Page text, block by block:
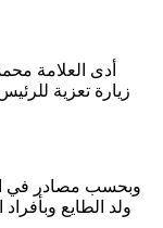
أدى العلامة
زيارة تعزية
وبحسب مصادر في
ولد الطايع